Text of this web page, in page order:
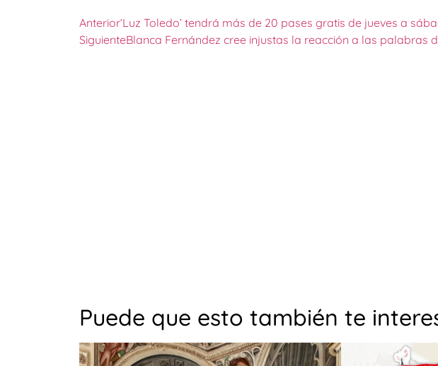
Anterior‘Luz Toledo’ tendrá más de 20 pases gratis de jueves a
SiguienteBlanca Fernández cree injustas la reacción a las palabras
Puede que esto también te